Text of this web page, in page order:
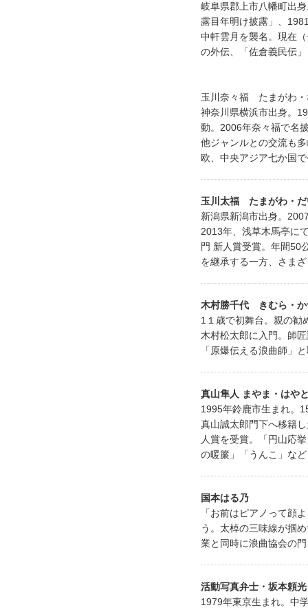
岐阜県郡上市八幡町出
露目年明け披露」、
中軒雲月を襲名。現在
の外伝、「佐倉義民伝
玉川奈々福 たまがわ・
神奈川県横浜市出身。
動。2006年奈々福で名
他ジャンルとの交流も
欧、中央アジア七か国
玉川太福 たまがわ・だ
新潟県新潟市出身。
2013年、浅草木馬亭に
門 新人賞受賞。年間50
を継承する一方、さま
木村勝千代 きむら・か
1１歳で初舞台。親の勧
木村松太郎に入門。師
「原爆伝える浪曲師」
真山隼人 まやま・はや
1995年鈴鹿市生まれ。
真山誠太郎門下へ移籍
人賞を受賞。「円山応
の暖簾」「うんこ」な
国本はる乃
「お前はピアノって顔
う。太棹の三味線が掴
業と同時に浪曲協会の
活動写真弁士・坂本頼
1979年東京生まれ。中